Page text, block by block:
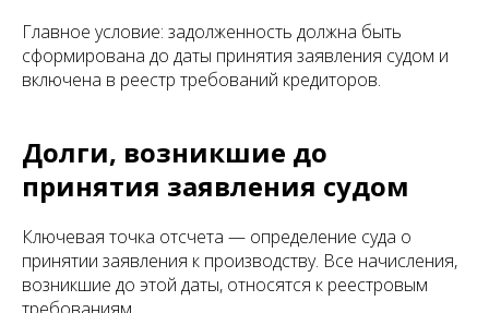
Главное условие: задолженность должна быть
сформирована до даты принятия заявления судом и
включена в реестр требований кредиторов.
Долги, возникшие до
принятия заявления судом
Ключевая точка отсчета — определение суда о
принятии заявления к производству. Все начисления,
возникшие до этой даты, относятся к реестровым